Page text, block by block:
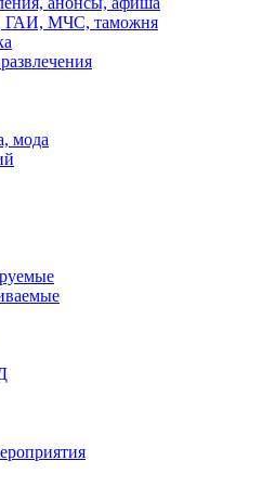
ГАИ, МЧС, таможня
мода